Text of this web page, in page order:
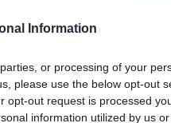
Information
or processing of your
please use the below opt-out
opt-out request is processed
information utilized by us
Θεόδωρου Στάθη στο